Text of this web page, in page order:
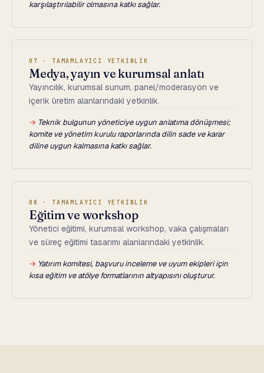
karşılaştırılabilir olmasına katkı sağlar.
07 · TAMAMLAYICI YETKİNLİK
Medya, yayın ve kurumsal anlatı
Yayıncılık, kurumsal sunum, panel/moderasyon ve
içerik üretim alanlarındaki yetkinlik.
→ Teknik bulgunun yöneticiye uygun anlatıma dönüşmesi;
komite ve yönetim kurulu raporlarında dilin sade ve karar
diline uygun kalmasına katkı sağlar.
08 · TAMAMLAYICI YETKİNLİK
Eğitim ve workshop
Yönetici eğitimi, kurumsal workshop, vaka çalışmaları
ve süreç eğitimi tasarımı alanlarındaki yetkinlik.
→ Yatırım komitesi, başvuru inceleme ve uyum ekipleri için
kısa eğitim ve atölye formatlarının altyapısını oluşturur.